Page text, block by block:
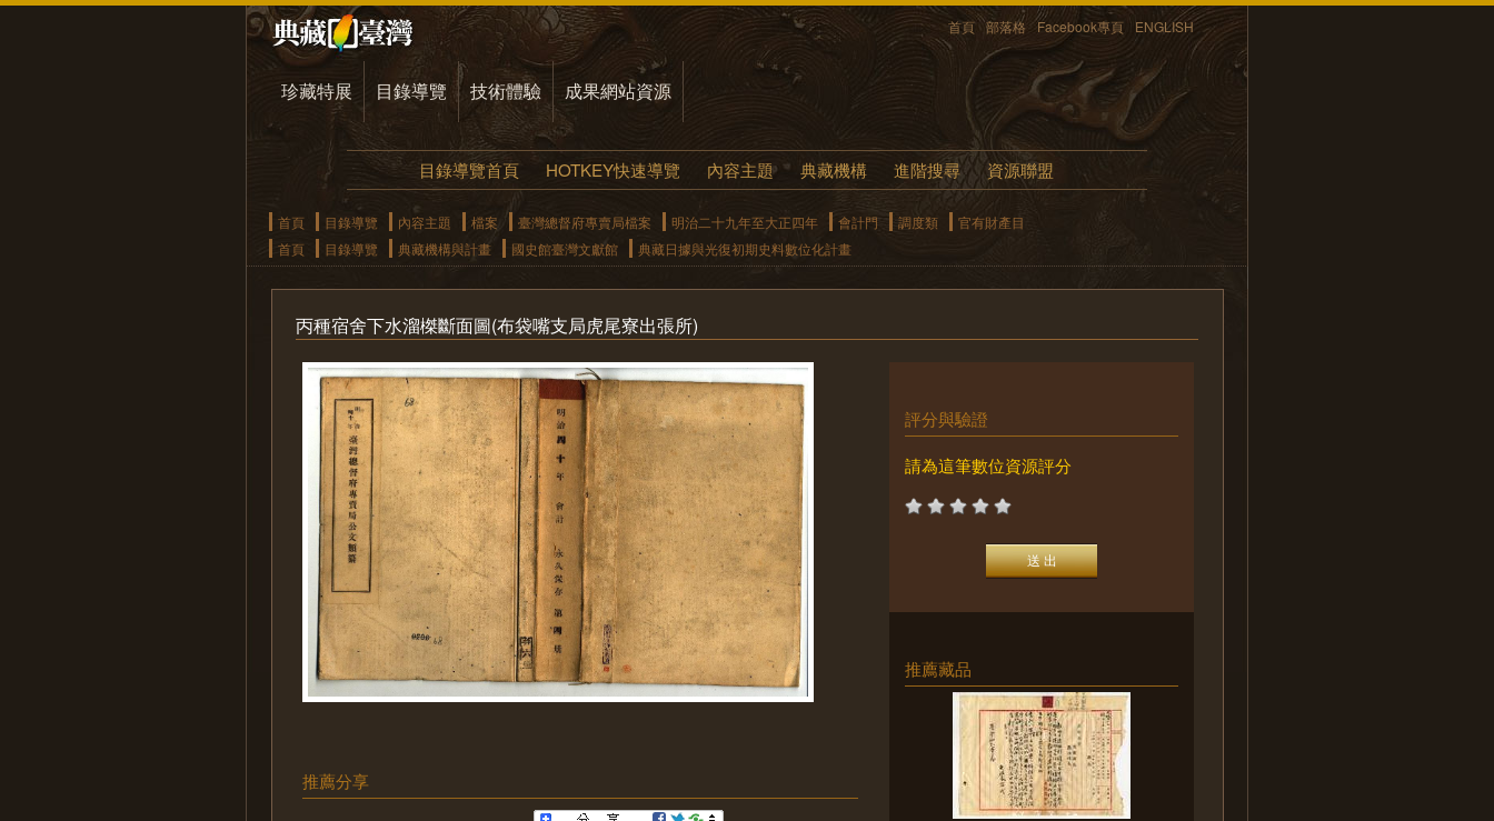
首頁 部落格 Facebook專頁 ENGLISH
珍藏特展 目錄導覽 技術體驗 成果網站資源
目錄導覽首頁 HOTKEY快速導覽 內容主題 典藏機構 進階搜尋 資源聯盟
首頁 目錄導覽 內容主題 檔案 臺灣總督府專賣局檔案 明治二十九年至大正四年 會計門 調度類
官有財產目
首頁
目錄導覽 典藏機構與計畫 國史館臺灣文獻館 典藏日據與光復初期史料數位化計畫
丙種宿舍下水溜榤斷面圖(布袋嘴支局虎尾寮出張所)
推薦分享
評分與驗證
請為這筆數位資源評分
推薦藏品